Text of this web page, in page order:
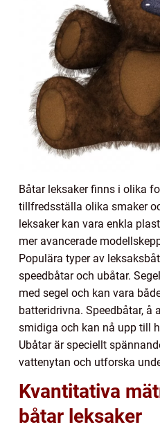
Båtar leksaker finns i olika
tillfredsställa olika smaker
leksaker kan vara enkla
mer avancerade
Populära typer av
speedbåtar och ubåtar.
med segel och kan vara
batteridrivna. Speedbåtar, å
smidiga och kan nå upp till
Ubåtar är speciellt
vattenytan och utforska
Kvantitativa
båtar leksaker